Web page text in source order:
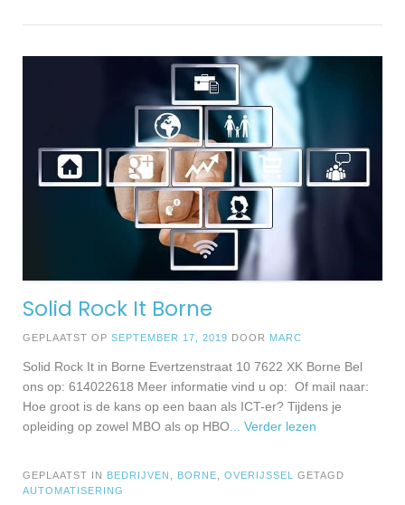
Solid Rock It Borne
GEPLAATST OP SEPTEMBER 17, 2019 DOOR MARC
Solid Rock It in Borne Evertzenstraat 10 7622 XK Borne Bel
ons op: 614022618 Meer informatie vind u op: Of mail naar:
Hoe groot is de kans op een baan als ICT-er? Tijdens je
opleiding op zowel MBO als op HBO... Verder lezen
GEPLAATST IN BEDRIJVEN BORNE OVERIJSSEL
GETAGD
AUTOMATISERING